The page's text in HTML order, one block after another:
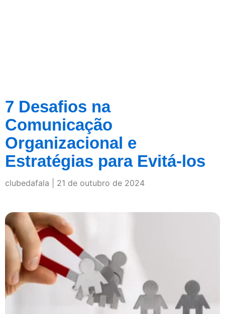
7 Desafios na
Comunicação
Organizacional e
Estratégias para Evitá-los
clubedafala 21 de outubro de 2024